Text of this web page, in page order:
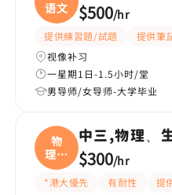
语文
$500/hr
提供練習題/試題
提供筆
视像补习
一星期1日-1.5小时/堂
男导师/女导师-大学毕业
物
理、
生物
中三,物理、
$300/hr
*港大優先 有耐性 提